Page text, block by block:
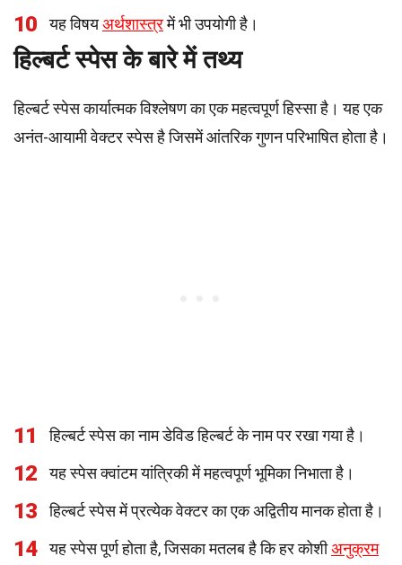
10 यह विषयअर्थशास्त्रमें भी उपयोगी है।
हिल्बर्ट स्पेस के बारे में तथ्य
हिल्बर्ट स्पेस कार्यात्मक विश्लेषण का एक महत्वपूर्ण हिस्सा है। यह एक
अनंत-आयामी वेक्टर स्पेस है जिसमें आंतरिक गुणन परिभाषित होता है।
11 हिल्बर्ट स्पेस का नाम डेविड हिल्बर्ट के नाम पर रखा गया है।
12 यह स्पेस क्वांटम यांत्रिकी में महत्वपूर्ण भूमिका निभाता है।
13 हिल्बर्ट स्पेस में प्रत्येक वेक्टर का एक अद्वितीय मानक होता है।
14 यह स्पेस पूर्ण होता है, जिसका मतलब है कि हर कोशीअनुक्रम